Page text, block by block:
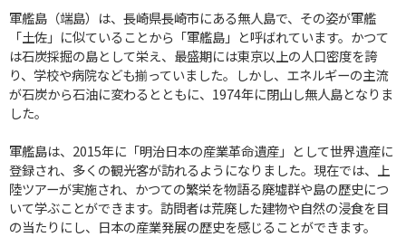
軍艦島（端島）は、長崎県長崎市にある無人島で、その姿が軍艦
「土佐」に似ていることから「軍艦島」と呼ばれています。かつて
は石炭採掘の島として栄え、最盛期には東京以上の人口密度を誇
り、学校や病院なども揃っていました。しかし、エネルギーの主流
が石炭から石油に変わるとともに、1974年に閉山し無人島となりま
した。
軍艦島は、2015年に「明治日本の産業革命遺産」として世界遺産に
登録され、多くの観光客が訪れるようになりました。現在では、上
陸ツアーが実施され、かつての繁栄を物語る廃墟群や島の歴史につ
いて学ぶことができます。訪問者は荒廃した建物や自然の浸食を目
の当たりにし、日本の産業発展の歴史を感じることができます。